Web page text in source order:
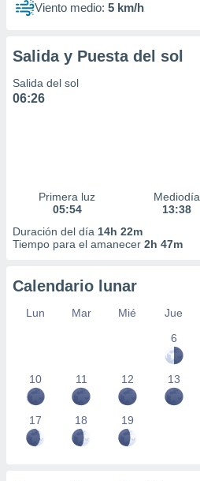
Viento medio: 5 km/h
Salida y Puesta del sol
Salida del sol
06:26
Primera luz
05:54
Mediodía
13:38
Duración del día 14h 22m
Tiempo para el amanecer 2h 47m
Calendario lunar
Lun Mar Mié Jue
6
10 11 12 13
17 18 19